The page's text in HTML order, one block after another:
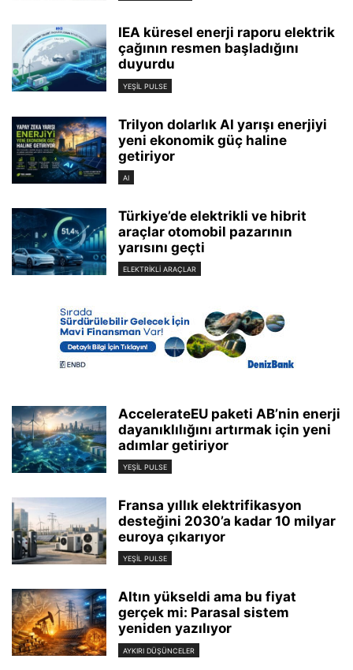
IEA küresel enerji raporu elektrik
çağının resmen başladığını
duyurdu
YEŞIL PULSE
Trilyon dolarlık AI yarışı enerjiyi
yeni ekonomik güç haline
getiriyor
AI
Türkiye’de elektrikli ve hibrit
araçlar otomobil pazarının
yarısını geçti
ELEKTRIKLI ARAÇLAR
AccelerateEU paketi AB’nin enerji
dayanıklılığını artırmak için yeni
adımlar getiriyor
YEŞIL PULSE
Fransa yıllık elektrifikasyon
desteğini 2030’a kadar 10 milyar
euroya çıkarıyor
YEŞIL PULSE
Altın yükseldi ama bu fiyat
gerçek mi: Parasal sistem
yeniden yazılıyor
AYKIRI DÜŞÜNCELER